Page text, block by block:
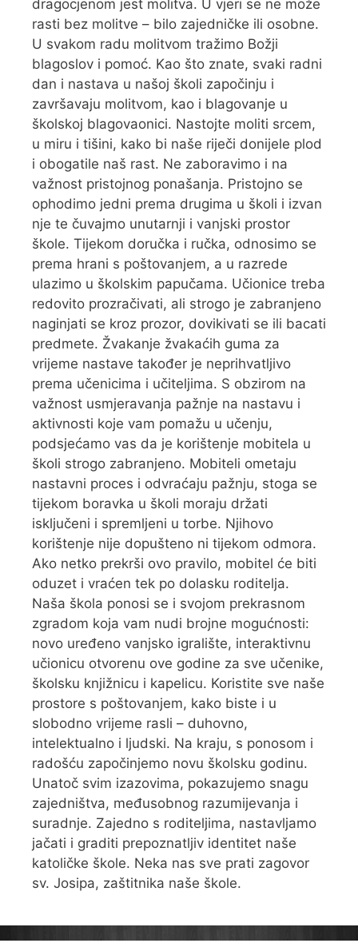
dragocjenom jest molitva. U vjeri se ne može
rasti bez molitve – bilo zajedničke ili osobne.
U svakom radu molitvom tražimo Božji
blagoslov i pomoć. Kao što znate, svaki radni
dan i nastava u našoj školi započinju i
završavaju molitvom, kao i blagovanje u
školskoj blagovaonici. Nastojte moliti srcem,
u miru i tišini, kako bi naše riječi donijele plod
i obogatile naš rast. Ne zaboravimo i na
važnost pristojnog ponašanja. Pristojno se
ophodimo jedni prema drugima u školi i izvan
nje te čuvajmo unutarnji i vanjski prostor
škole. Tijekom doručka i ručka, odnosimo se
prema hrani s poštovanjem, a u razrede
ulazimo u školskim papučama. Učionice treba
redovito prozračivati, ali strogo je zabranjeno
naginjati se kroz prozor, dovikivati se ili bacati
predmete. Žvakanje žvakaćih guma za
vrijeme nastave također je neprihvatljivo
prema učenicima i učiteljima. S obzirom na
važnost usmjeravanja pažnje na nastavu i
aktivnosti koje vam pomažu u učenju,
podsjećamo vas da je korištenje mobitela u
školi strogo zabranjeno. Mobiteli ometaju
nastavni proces i odvraćaju pažnju, stoga se
tijekom boravka u školi moraju držati
isključeni i spremljeni u torbe. Njihovo
korištenje nije dopušteno ni tijekom odmora.
Ako netko prekrši ovo pravilo, mobitel će biti
oduzet i vraćen tek po dolasku roditelja.
Naša škola ponosi se i svojom prekrasnom
zgradom koja vam nudi brojne mogućnosti:
novo uređeno vanjsko igralište, interaktivnu
učionicu otvorenu ove godine za sve učenike,
školsku knjižnicu i kapelicu. Koristite sve naše
prostore s poštovanjem, kako biste i u
slobodno vrijeme rasli – duhovno,
intelektualno i ljudski. Na kraju, s ponosom i
radošću započinjemo novu školsku godinu.
Unatoč svim izazovima, pokazujemo snagu
zajedništva, međusobnog razumijevanja i
suradnje. Zajedno s roditeljima, nastavljamo
jačati i graditi prepoznatljiv identitet naše
katoličke škole. Neka nas sve prati zagovor
sv. Josipa, zaštitnika naše škole.